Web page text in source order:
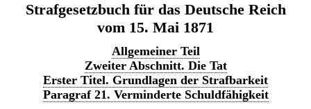
Strafgesetzbuch für das Deutsche Reich
vom 15. Mai 1871
Allgemeiner Teil
Zweiter Abschnitt. Die Tat
Erster Titel. Grundlagen der Strafbarkeit
Paragraf 21. Verminderte Schuldfähigkeit